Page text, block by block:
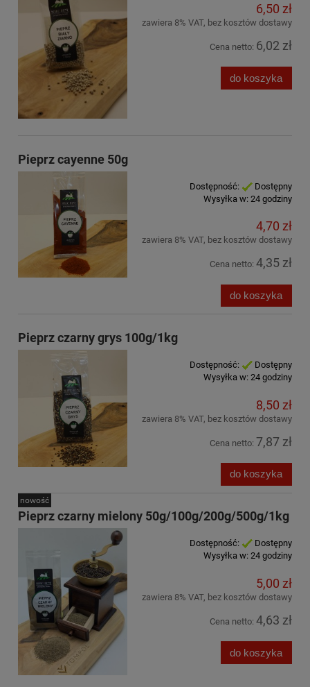
6,50 zł
zawiera 8% VAT, bez kosztów dostawy
Cena netto: 6,02 zł
do koszyka
Pieprz cayenne 50g
Dostępność:
Dostępny
Wysyłka w: 24 godziny
4,70 zł
zawiera 8% VAT, bez kosztów dostawy
Cena netto: 4,35 zł
do koszyka
Pieprz czarny grys 100g/1kg
Dostępność:
Dostępny
Wysyłka w: 24 godziny
8,50 zł
zawiera 8% VAT, bez kosztów dostawy
Cena netto: 7,87 zł
do koszyka
Pieprz czarny mielony 50g/100g/200g/500g/1kg
Dostępność:
Dostępny
Wysyłka w: 24 godziny
5,00 zł
zawiera 8% VAT, bez kosztów dostawy
Cena netto: 4,63 zł
do koszyka
nowość